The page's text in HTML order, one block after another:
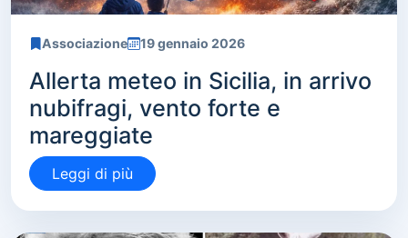
Associazione 19 gennaio 2026
Allerta meteo in Sicilia, in arrivo
nubifragi, vento forte e
mareggiate
Leggi di più